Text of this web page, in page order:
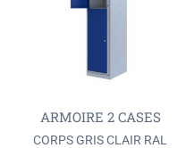
ARMOIRE 2 CASES
CORPS GRIS CLAIR RAL